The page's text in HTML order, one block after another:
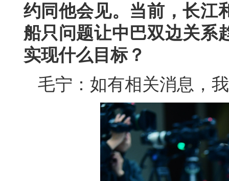
约同他会见。当前，长江
船只问题让中巴双边关系
实现什么目标？
毛宁：如有相关消息，